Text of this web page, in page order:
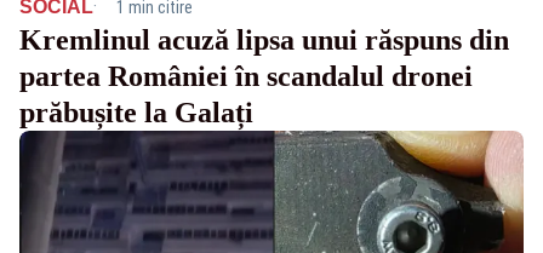
SOCIAL· 1 min citire
Kremlinul acuză lipsa unui răspuns din
partea României în scandalul dronei
prăbușite la Galați